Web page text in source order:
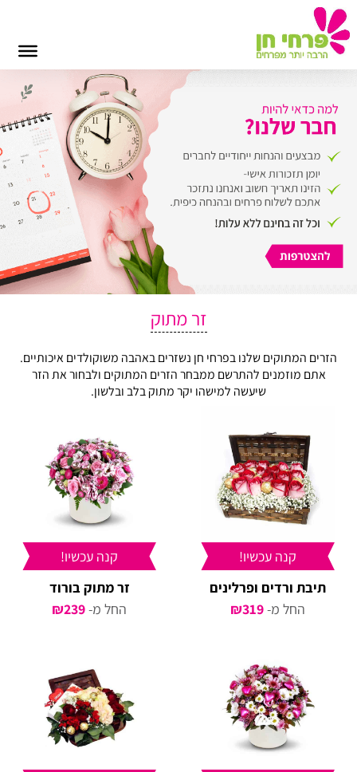
זר מתוק
הזרים המתוקים שלנו בפרחי חן נשזרים באהבה משוקולדים איכותיים.
אתם מוזמנים להתרשם ממבחר הזרים המתוקים ולבחור את הזר
שיעשה למישהו יקר מתוק בלב ובלשון.
קנה עכשיו!
תיבת ורדים ופרלינים
החל מ-
₪319
קנה עכשיו!
זר מתוק בורוד
החל מ-
₪239